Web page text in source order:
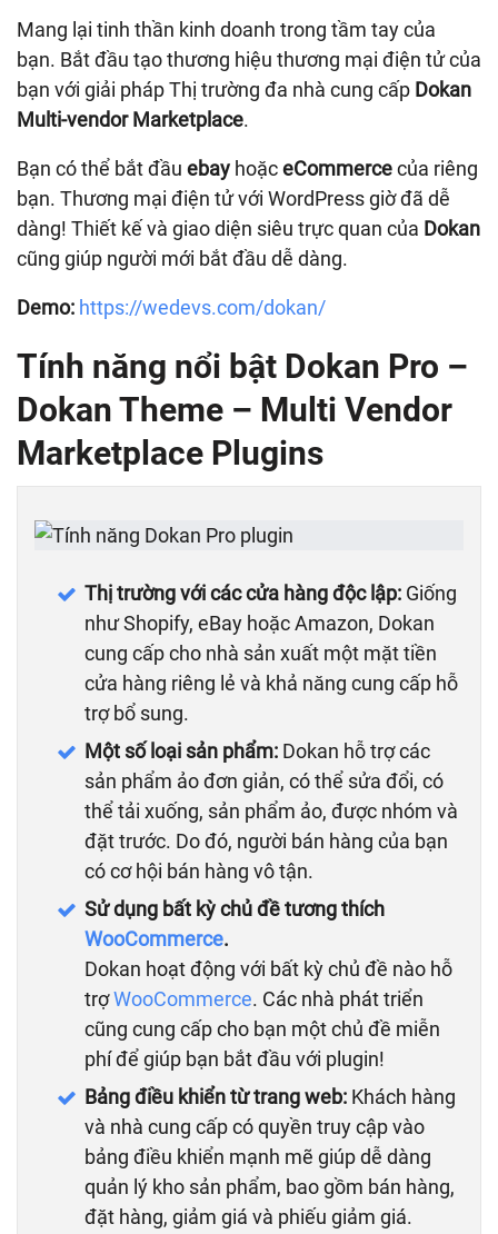
Mang lại tinh thần kinh doanh trong tầm tay của
bạn. Bắt đầu tạo thương hiệu thương mại điện tử của
bạn với giải pháp Thị trường đa nhà cung cấp Dokan
Multi-vendor Marketplace.
Bạn có thể bắt đầu ebay hoặceCommercecủa riêng
bạn. Thương mại điện tử với WordPress giờ đã dễ
dàng! Thiết kế và giao diện siêu trực quan của Dokan
cũng giúp người mới bắt đầu dễ dàng.
Demo: https://wedevs.com/dokan/
Tính năng nổi bật Dokan Pro –
Dokan Theme – Multi Vendor
Marketplace Plugins
Thị trường với các cửa hàng độc lập: Giống
như Shopify, eBay hoặc Amazon, Dokan
cung cấp cho nhà sản xuất một mặt tiền
cửa hàng riêng lẻ và khả năng cung cấp hỗ
trợ bổ sung.
Một số loại sản phẩm: Dokan hỗ trợ các
sản phẩm ảo đơn giản, có thể sửa đổi, có
thể tải xuống, sản phẩm ảo, được nhóm và
đặt trước. Do đó, người bán hàng của bạn
có cơ hội bán hàng vô tận.
Sử dụng bất kỳ chủ đề tương thích
WooCommerce.
Dokan hoạt động với bất kỳ chủ đề nào hỗ
trợWooCommerce. Các nhà phát triển
cũng cung cấp cho bạn một chủ đề miễn
phí để giúp bạn bắt đầu với plugin!
Bảng điều khiển từ trang web: Khách hàng
và nhà cung cấp có quyền truy cập vào
bảng điều khiển mạnh mẽ giúp dễ dàng
quản lý kho sản phẩm, bao gồm bán hàng,
đặt hàng, giảm giá và phiếu giảm giá.